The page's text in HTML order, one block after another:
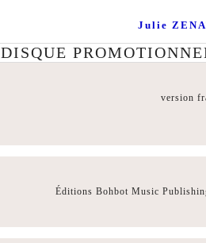
Julie
DISQUE
version
Éditions Bohbot Music